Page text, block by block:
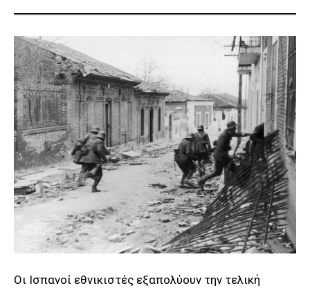
Οι Ισπανοί εθνικιστές εξαπολύουν την τελική